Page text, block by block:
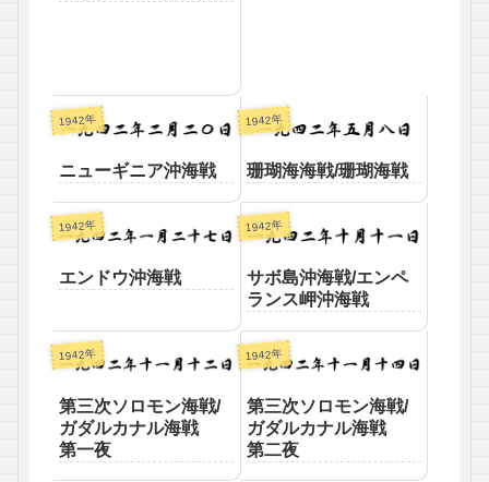
1942年
ニューギニア沖海戦
1942年
珊瑚海海戦/珊瑚海戦
1942年
エンドウ沖海戦
1942年
サボ島沖海戦/エンペ
ランス岬沖海戦
1942年
第三次ソロモン海戦/
ガダルカナル海戦
第一夜
1942年
第三次ソロモン海戦/
ガダルカナル海戦
第二夜